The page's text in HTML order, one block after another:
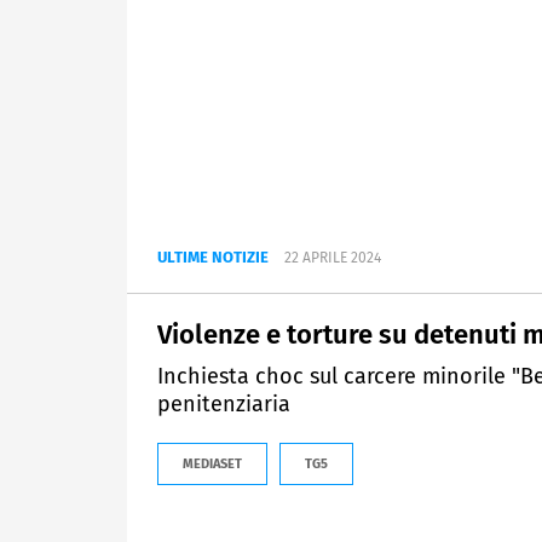
ULTIME NOTIZIE 22 APRILE 2024
Violenze e torture su detenuti
Inchiesta choc sul carcere minorile
penitenziaria
MEDIASET TG5